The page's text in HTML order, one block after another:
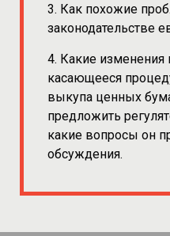
3. Как похожие
законодательстве
4. Какие изменения
касающееся
выкупа ценных
предложить
какие вопросы он
обсуждения.